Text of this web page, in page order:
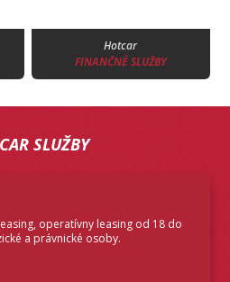
Hotcar
FINANČNÉ SLUŽBY
SLUŽBY
operatívny leasing od 18 do
a právnické osoby.